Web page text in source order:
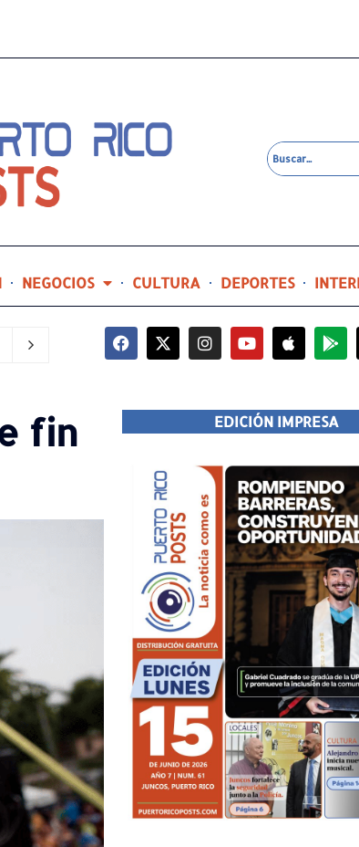
NEGOCIOS CULTURA DEPORTES
9 horas ago
fin
EDICIÓN IMPRESA